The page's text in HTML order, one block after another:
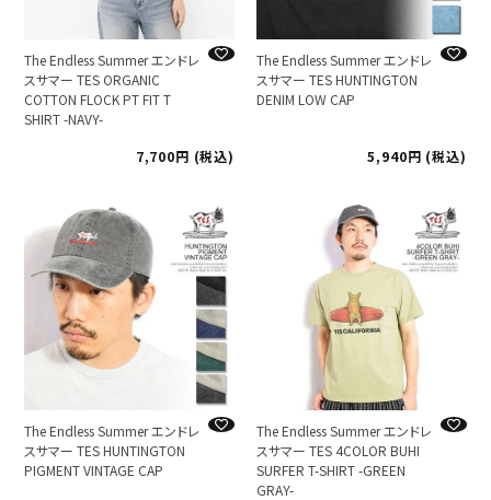
The Endless Summer エンドレ
スサマー TES ORGANIC
COTTON FLOCK PT FIT T
SHIRT -NAVY-
7,700
税込
The Endless Summer エンドレ
スサマー TES HUNTINGTON
DENIM LOW CAP
5,940 税込
The Endless Summer エンドレ
スサマー TES HUNTINGTON
PIGMENT VINTAGE CAP
The Endless Summer エンドレ
スサマー TES 4COLOR BUHI
SURFER T-SHIRT -GREEN
GRAY-